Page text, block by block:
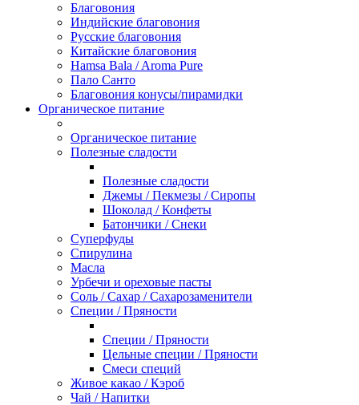
Благовония
Индийские благовония
Русские благовония
Китайские благовония
Hamsa Bala / Aroma Pure
Пало Санто
Благовония конусы/пирамидки
Органическое питание
Органическое питание
Полезные сладости
Полезные сладости
Джемы / Пекмезы / Сиропы
Шоколад / Конфеты
Батончики / Снеки
Суперфуды
Спирулина
Масла
Урбечи и ореховые пасты
Соль / Сахар / Сахарозаменители
Специи / Пряности
Специи / Пряности
Цельные специи / Пряности
Смеси специй
Живое какао / Кэроб
Чай / Напитки